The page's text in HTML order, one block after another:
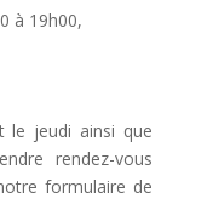
à 19h00,
le jeudi ainsi que
rendez-vous
formulaire de